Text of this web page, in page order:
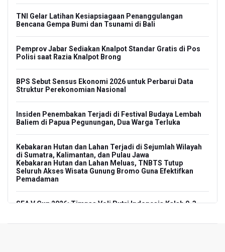
TNI Gelar Latihan Kesiapsiagaan Penanggulangan
Bencana Gempa Bumi dan Tsunami di Bali
Pemprov Jabar Sediakan Knalpot Standar Gratis di Pos
Polisi saat Razia Knalpot Brong
BPS Sebut Sensus Ekonomi 2026 untuk Perbarui Data
Struktur Perekonomian Nasional
Insiden Penembakan Terjadi di Festival Budaya Lembah
Baliem di Papua Pegunungan, Dua Warga Terluka
Kebakaran Hutan dan Lahan Terjadi di Sejumlah Wilayah
di Sumatra, Kalimantan, dan Pulau Jawa
Kebakaran Hutan dan Lahan Meluas, TNBTS Tutup
Seluruh Akses Wisata Gunung Bromo Guna Efektifkan
Pemadaman
SEA V Cup 2026: Timnas Voli Putri Indonesia Kalah 0-3